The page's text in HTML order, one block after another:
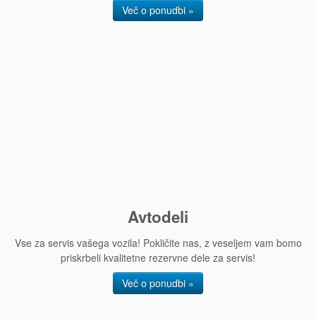
Več o ponudbi »
Avtodeli
Vse za servis vašega vozila! Pokličite nas, z veseljem vam bomo
priskrbeli kvalitetne rezervne dele za servis!
Več o ponudbi »